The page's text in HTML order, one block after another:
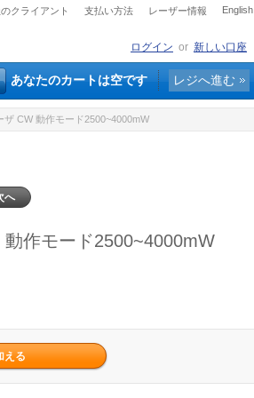
クライアント 支払い方法 レーザー情報 English
ログイン or 新しい口座
あなたのカートは空です レジへ進む
CW 動作モード2500~4000mW
へ
作モード2500~4000mW